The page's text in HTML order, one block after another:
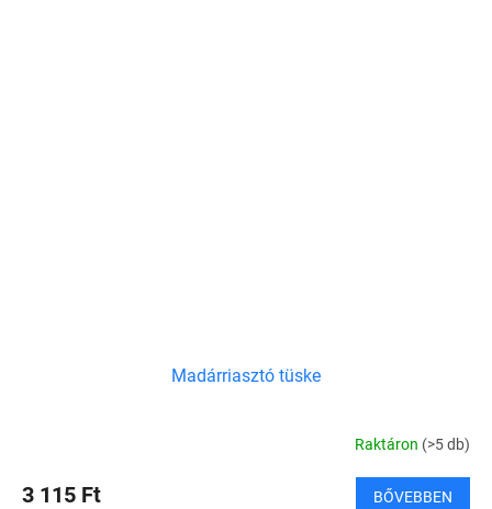
Madárriasztó tüske
Raktáron (>5 db)
3 115 Ft BŐVEBBEN